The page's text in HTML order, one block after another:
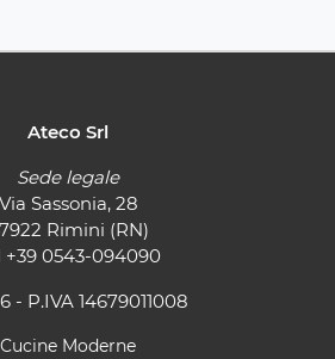
Ateco Srl
Sede legale
Via Sassonia, 28
Rimini (RN)
+39 0543-094090
- P.IVA 14679011008
Cucine Moderne